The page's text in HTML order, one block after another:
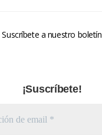
Suscríbete a nuestro boletín
¡Suscríbete!